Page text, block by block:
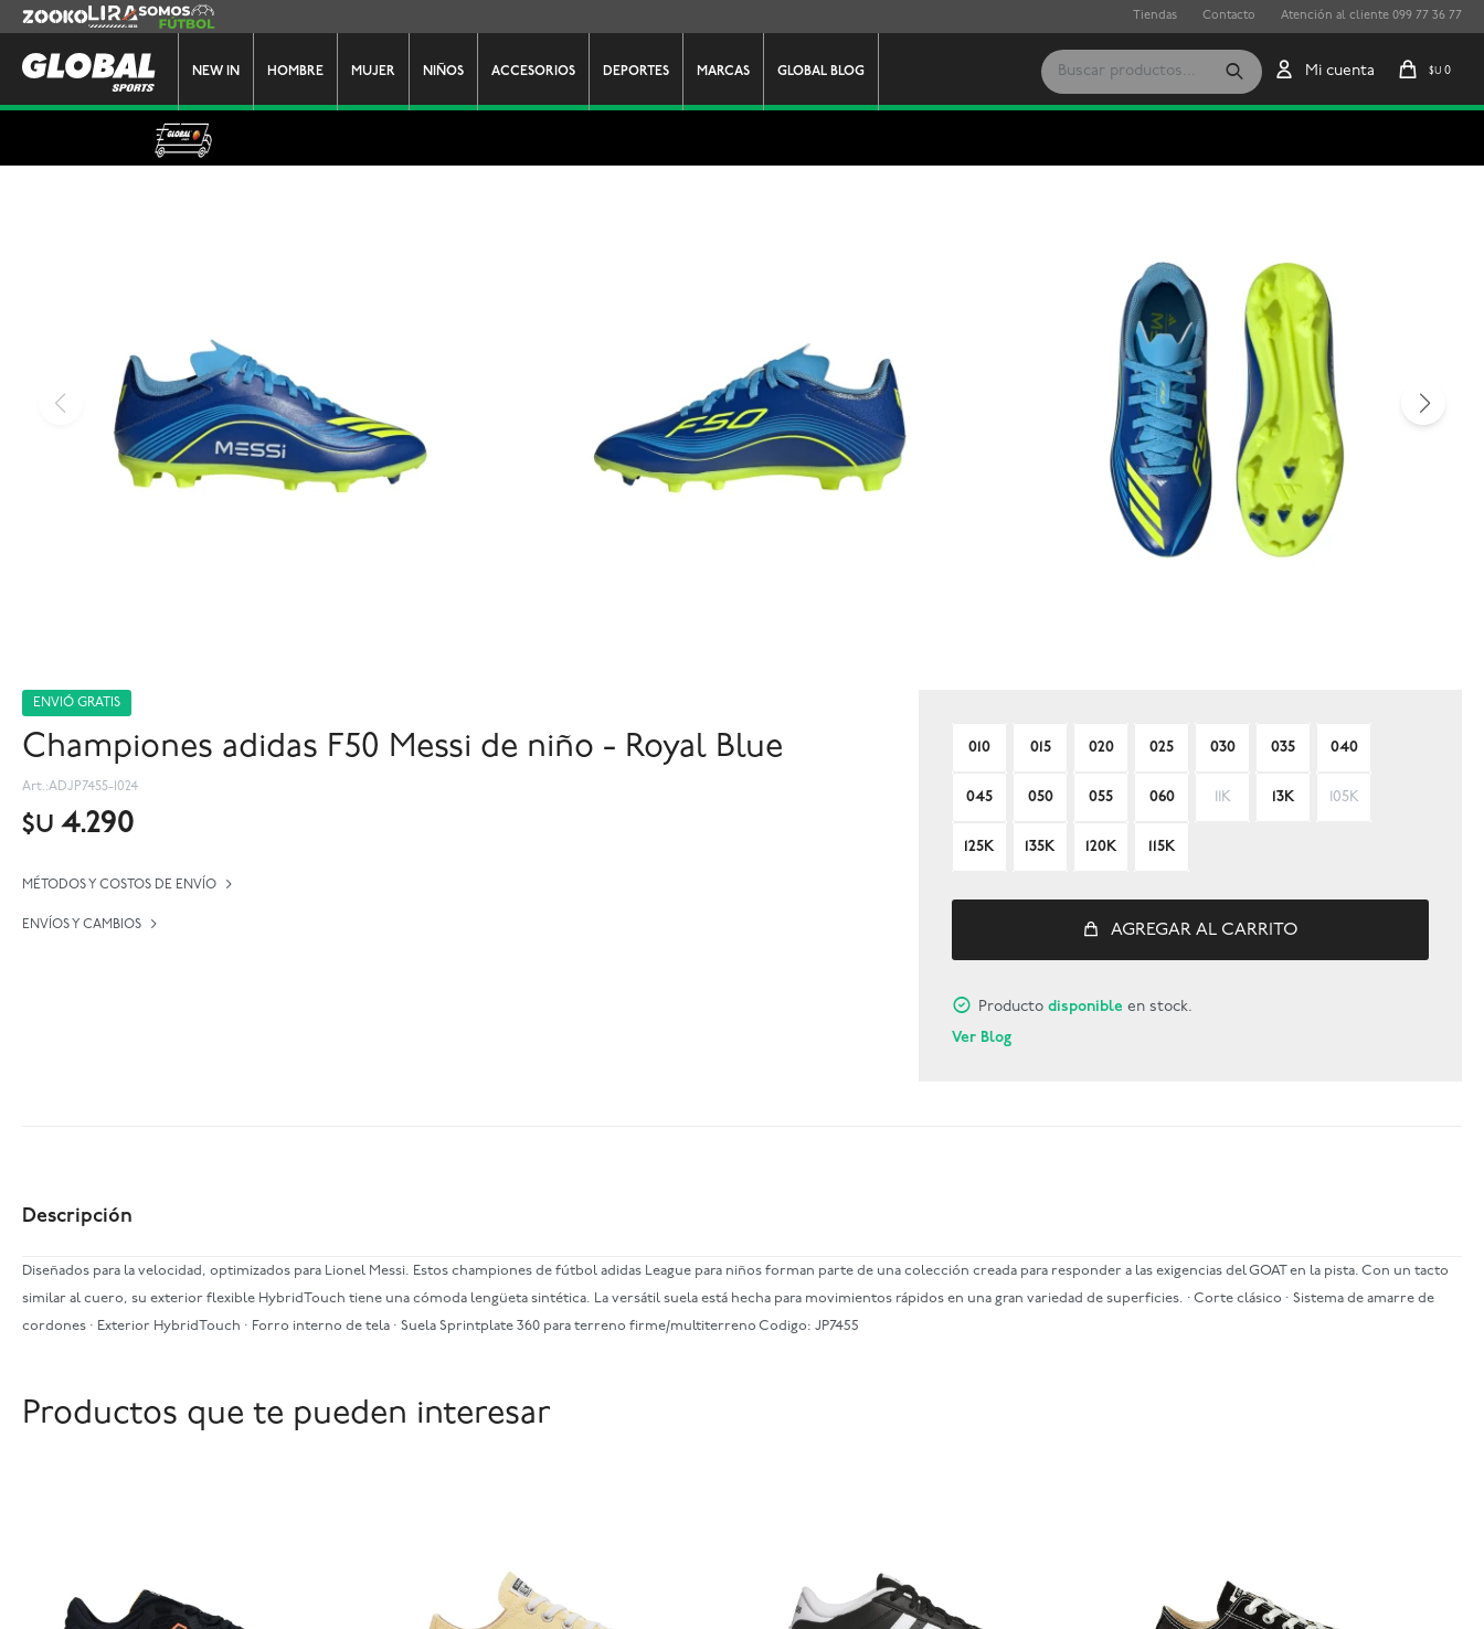
NEW IN HOMBRE MUJER NIÑOS ACCESORIOS DEPORTES MARCAS GLOBAL BLOG $U 0
Zooko Lira Somos Futbol Tiendas Contacto Atención al cliente 099 77 36 77
ENVIÓ GRATIS
Championes adidas F50 Messi de niño - Royal Blue
ADJP7455-1024
$U 4.290
MÉTODOS Y COSTOS DE ENVÍO
ENVÍOS Y CAMBIOS
010 015 020 025 030 035 040
045 050 055 060 11K 13K 105K
125K 135K 120K 115K
AGREGAR AL CARRITO
Productodisponible en stock.
Ver Blog
Descripción
Diseñados para la velocidad, optimizados para Lionel Messi. Estos championes de fútbol adidas League para niños forman parte de una colección creada para responder a las exigencias del GOAT en la pista. Con un tacto
similar al cuero, su exterior flexible HybridTouch tiene una cómoda lengüeta sintética. La versátil suela está hecha para movimientos rápidos en una gran variedad de superficies. · Corte clásico · Sistema de amarre de
cordones · Exterior HybridTouch · Forro interno de tela · Suela Sprintplate 360 para terreno firme/multiterreno Codigo: JP7455
Productos que te pueden interesar